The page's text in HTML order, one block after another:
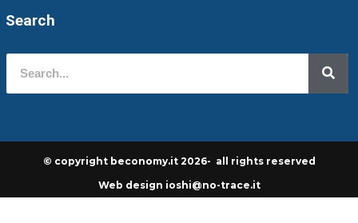
Search
© copyright beconomy.it 2026- all rights reserved
Web design ioshi@no-trace.it